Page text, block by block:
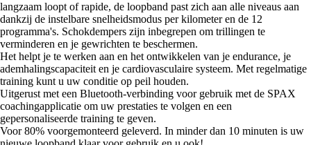
langzaam loopt of rapide, de loopband past zich aan alle niveaus aan
dankzij de instelbare snelheidsmodus per kilometer en de 12
programma's. Schokdempers zijn inbegrepen om trillingen te
verminderen en je gewrichten te beschermen.
Het helpt je te werken aan en het ontwikkelen van je endurance, je
ademhalingscapaciteit en je cardiovasculaire systeem. Met regelmatige
training kunt u uw conditie op peil houden.
Uitgerust met een Bluetooth-verbinding voor gebruik met de SPAX
coachingapplicatie om uw prestaties te volgen en een
gepersonaliseerde training te geven.
Voor 80% voorgemonteerd geleverd. In minder dan 10 minuten is uw